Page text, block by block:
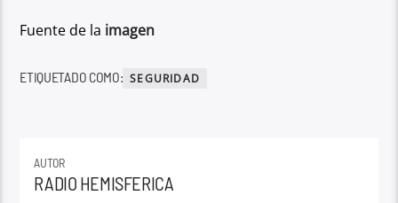
Fuente de la imagen
ETIQUETADO COMO: SEGURIDAD
AUTOR
RADIO HEMISFERICA